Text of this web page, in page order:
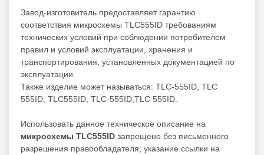
Завод-изготовитель предоставляет гарантию
соответствия микросхемы TLC555ID требованиям
технических условий при соблюдении потребителем
правил и условий эксплуатации, хранения и
транспортирования, установленных документацией по
эксплуатации.
Также изделие может называться: TLC-555ID, TLC
555ID, TLC555ID, TLC-555ID,TLC 555ID.
Использовать данное техническое описание на
микросхемы TLC555ID запрещено без письменного
разрешения правообладателя; указание ссылки на